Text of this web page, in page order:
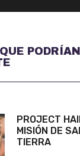
PODRÍAN
PROJECT
MISIÓN DE
TIERRA